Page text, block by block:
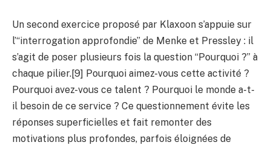
Un second exercice proposé par Klaxoon s’appuie sur
l’“interrogation approfondie” de Menke et Pressley : il
s’agit de poser plusieurs fois la question “Pourquoi ?” à
chaque pilier.[9] Pourquoi aimez-vous cette activité ?
Pourquoi avez-vous ce talent ? Pourquoi le monde a-t-
il besoin de ce service ? Ce questionnement évite les
réponses superficielles et fait remonter des
motivations plus profondes, parfois éloignées de